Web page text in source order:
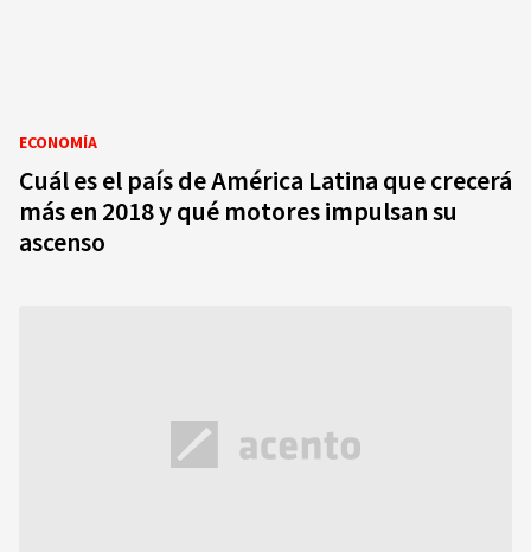
ECONOMÍA
Cuál es el país de América Latina que crecerá
más en 2018 y qué motores impulsan su
ascenso